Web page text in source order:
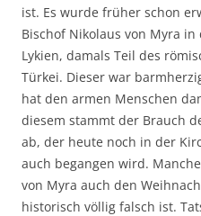
ist. Es wurde früher schon
Bischof Nikolaus von Myra
Lykien, damals Teil des
Türkei. Dieser war
hat den armen Menschen
diesem stammt der Brauch
ab, der heute noch in der
auch begangen wird.
von Myra auch den
historisch völlig falsch ist.